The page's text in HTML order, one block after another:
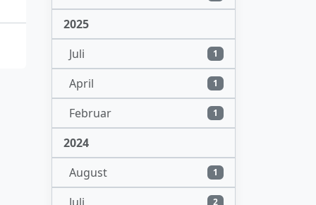
2025
Juli
1
April 1
Februar 1
2024
August
1
2